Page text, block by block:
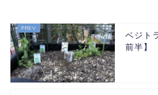
ベジト
前半】